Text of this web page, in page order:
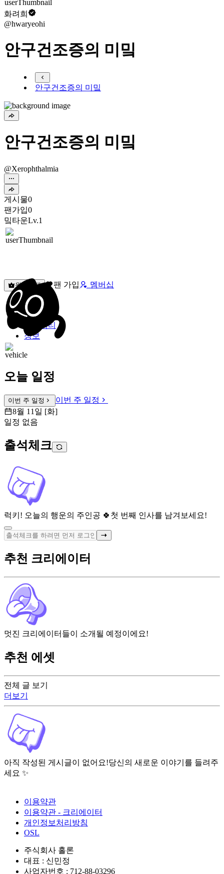
화려희
@hwaryeohi
안구건조증의 미밐
안구건조증의 미밐
안구건조증의 미밐
@Xerophthalmia
게시물0
팬가입0
밐타운Lv.1
원픽선택 팬 가입 멤버십
밐타운
피드
커뮤니티
정보
오늘 일정
이번 주 일정
이번 주 일정
8월 11일 [화]
일정 없음
출석체크
럭키! 오늘의 행운의 주인공 🍀 첫 번째 인사를 남겨보세요!
전체 글 보기
더보기
아직 작성된 게시글이 없어요!당신의 새로운 이야기를 들려주
세요 ✨
추천 크리에이터
멋진 크리에이터들이 소개될 예정이에요!
추천 에셋
이용약관
이용약관 - 크리에이터
개인정보처리방침
OSL
주식회사 홀론
대표 : 신민정
사업자번호 : 712-88-03296